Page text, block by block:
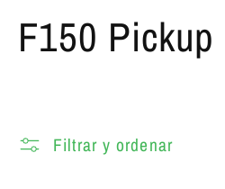
Colección:
F150 Pickup
Filtrar y ordenar